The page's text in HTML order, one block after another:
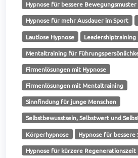
Hypnose für bessere Bewegungsmuster
Hypnose für mehr Ausdauer im Sport
Lautlose Hypnose Leadershiptraining
Mentaltraining für
Firmenlösungen mit Hypnose
Firmenlösungen mit Mentaltraining
Sinnfindung für junge Menschen
Selbstbewusstsein, Selbstwert und
Körperhypnose Hypnose für bessere
Hypnose für kürzere Regenerationszeit